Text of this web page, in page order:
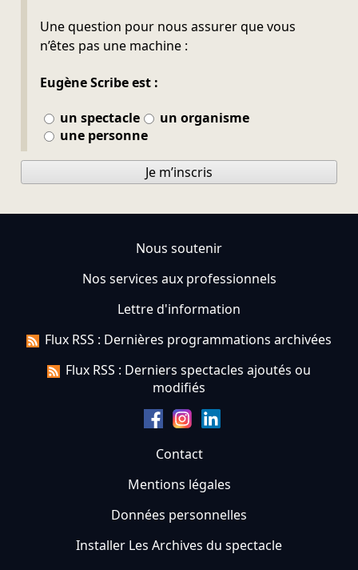
Une question pour nous assurer que vous
n’êtes pas une machine :
Eugène Scribe est :
un spectacle
un organisme
une personne
Ne pas remplir
Je m’inscris
Nous soutenir
Nos services aux professionnels
Lettre d'information
Flux RSS : Dernières programmations archivées
Flux RSS : Derniers spectacles ajoutés ou
modifiés
Contact
Mentions légales
Données personnelles
Installer Les Archives du spectacle